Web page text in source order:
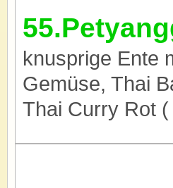
knusprige Ente
Gemüse, Thai
Thai Curry Rot